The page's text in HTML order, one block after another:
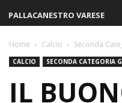
PALLACANESTRO VARESE
Home Calcio Seconda
CALCIO SECONDA CATEGORIA
IL